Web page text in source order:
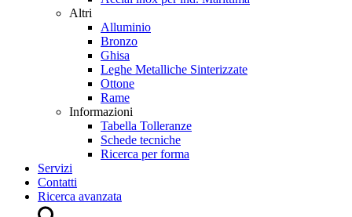
Altri
Alluminio
Bronzo
Ghisa
Leghe Metalliche Sinterizzate
Ottone
Rame
Informazioni
Tabella Tolleranze
Schede tecniche
Ricerca per forma
Servizi
Contatti
Ricerca avanzata